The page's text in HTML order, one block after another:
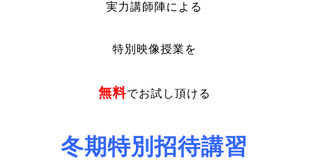
実力講師陣による
特別映像授業を
無料でお試し頂ける
冬期特別招待講習